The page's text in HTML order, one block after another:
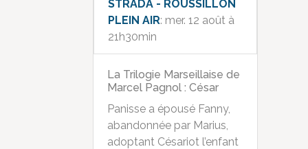
STRADA - ROUSSILLON
PLEIN AIR: mer. 12 août à
21h30min
La Trilogie Marseillaise de
Marcel Pagnol : César
Panisse a épousé Fanny,
abandonnée par Marius,
adoptant Césariot l’enfant